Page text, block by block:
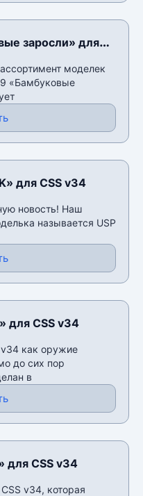
заросли» для
моделек
«Бамбуковые
для CSS v34
новость! Наш
называется USP
для CSS v34
как оружие
до сих пор
в
для CSS v34
v34, которая